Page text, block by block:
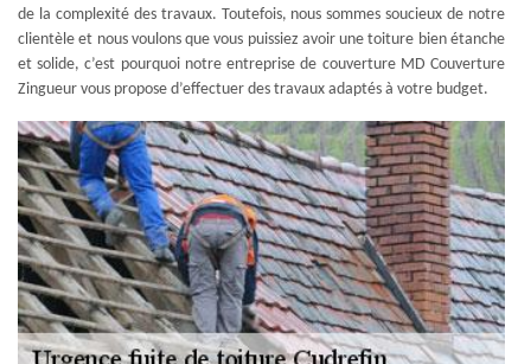
de la complexité des travaux. Toutefois, nous sommes soucieux de notre
clientèle et nous voulons que vous puissiez avoir une toiture bien étanche
et solide, c’est pourquoi notre entreprise de couverture MD Couverture
Zingueur vous propose d’effectuer des travaux adaptés à votre budget.